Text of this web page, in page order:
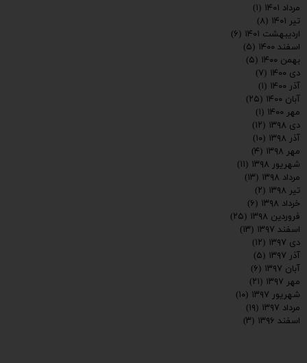
مرداد ۱۴۰۱
(۱)
تیر ۱۴۰۱
(۸)
اردیبهشت ۱۴۰۱
(۶)
اسفند ۱۴۰۰
(۵)
بهمن ۱۴۰۰
(۵)
دی ۱۴۰۰
(۷)
آذر ۱۴۰۰
(۱)
آبان ۱۴۰۰
(۲۵)
مهر ۱۴۰۰
(۱)
دی ۱۳۹۸
(۱۲)
آذر ۱۳۹۸
(۱۰)
مهر ۱۳۹۸
(۴)
شهریور ۱۳۹۸
(۱۱)
مرداد ۱۳۹۸
(۱۳)
تیر ۱۳۹۸
(۲)
خرداد ۱۳۹۸
(۶)
فروردین ۱۳۹۸
(۲۵)
اسفند ۱۳۹۷
(۱۳)
دی ۱۳۹۷
(۱۲)
آذر ۱۳۹۷
(۵)
آبان ۱۳۹۷
(۶)
مهر ۱۳۹۷
(۲۱)
شهریور ۱۳۹۷
(۱۰)
مرداد ۱۳۹۷
(۱۹)
اسفند ۱۳۹۶
(۳)